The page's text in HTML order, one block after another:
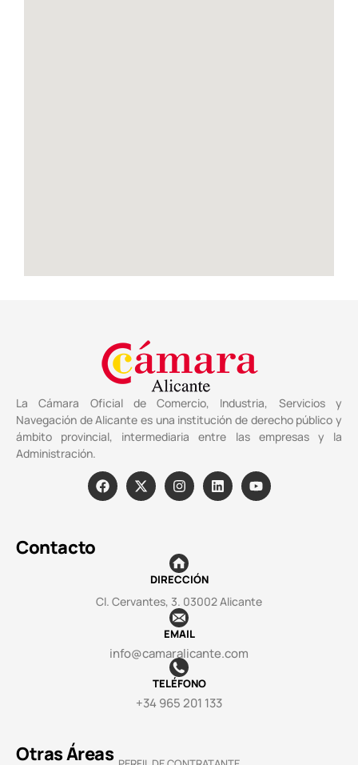
La Cámara Oficial de Comercio, Industria, Servicios y
Navegación de Alicante es una institución de derecho público y
ámbito provincial, intermediaria entre las empresas y la
Administración.
Contacto
DIRECCIÓN
Cl. Cervantes, 3. 03002 Alicante
EMAIL
info@camaralicante.com
TELÉFONO
+34 965 201 133
Otras Áreas